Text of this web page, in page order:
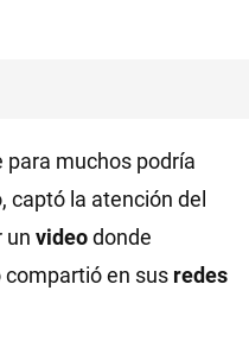
para muchos podría
captó la atención del
un videodonde
compartió en sus redes